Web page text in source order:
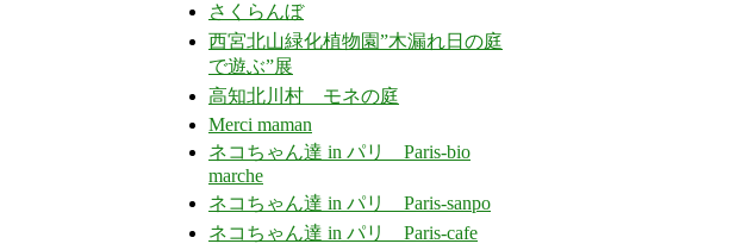
さくらんぼ
西宮北山緑化植物園”木漏れ日の庭
で遊ぶ”展
高知北川村 モネの庭
Merci maman
ネコちゃん達 in パリ Paris-bio
marche
ネコちゃん達 in パリ Paris-sanpo
ネコちゃん達 in パリ Paris-cafe